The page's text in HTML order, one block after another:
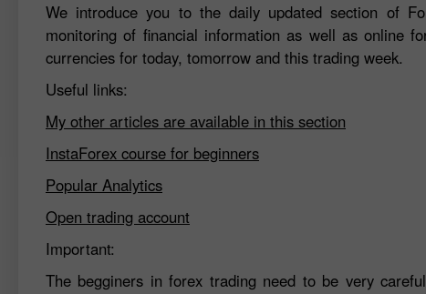
We introduce you to the daily updated section of
monitoring of financial information as well as online
currencies for today, tomorrow and this trading week.
Useful links:
My other articles are available in this section
InstaForex course for beginners
Popular Analytics
Open trading account
Important:
The begginers in forex trading need to be very